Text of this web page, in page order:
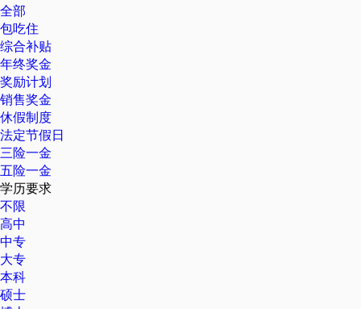
全部
包吃住
综合补贴
年终奖金
奖励计划
销售奖金
休假制度
法定节假日
三险一金
五险一金
学历要求
不限
高中
中专
大专
本科
硕士